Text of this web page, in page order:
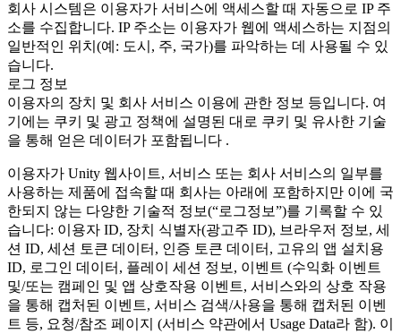
회사 시스템은 이용자가 서비스에 액세스할 때 자동으로 IP 주
소를 수집합니다. IP 주소는 이용자가 웹에 액세스하는 지점의
일반적인 위치(예: 도시, 주, 국가)를 파악하는 데 사용될 수 있
습니다.
로그 정보
이용자의 장치 및 회사 서비스 이용에 관한 정보 등입니다. 여
기에는 쿠키 및 광고 정책에 설명된 대로 쿠키 및 유사한 기술
을 통해 얻은 데이터가 포함됩니다 .
이용자가 Unity 웹사이트, 서비스 또는 회사 서비스의 일부를
사용하는 제품에 접속할 때 회사는 아래에 포함하지만 이에 국
한되지 않는 다양한 기술적 정보(“로그정보”)를 기록할 수 있
습니다: 이용자 ID, 장치 식별자(광고주 ID), 브라우저 정보, 세
션 ID, 세션 토큰 데이터, 인증 토큰 데이터, 고유의 앱 설치용
ID, 로그인 데이터, 플레이 세션 정보, 이벤트 (수익화 이벤트
및/또는 캠페인 및 앱 상호작용 이벤트, 서비스와의 상호 작용
을 통해 캡처된 이벤트, 서비스 검색/사용을 통해 캡처된 이벤
트 등, 요청/참조 페이지 (서비스 약관에서 Usage Data라 함). 이